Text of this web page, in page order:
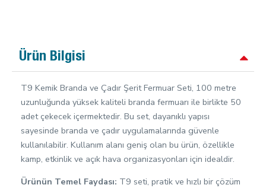
Ürün Bilgisi
T9 Kemik Branda ve Çadır Şerit Fermuar Seti, 100 metre
uzunluğunda yüksek kaliteli branda fermuarı ile birlikte 50
adet çekecek içermektedir. Bu set, dayanıklı yapısı
sayesinde branda ve çadır uygulamalarında güvenle
kullanılabilir. Kullanım alanı geniş olan bu ürün, özellikle
kamp, etkinlik ve açık hava organizasyonları için idealdir.
Ürünün Temel Faydası: T9 seti, pratik ve hızlı bir çözüm